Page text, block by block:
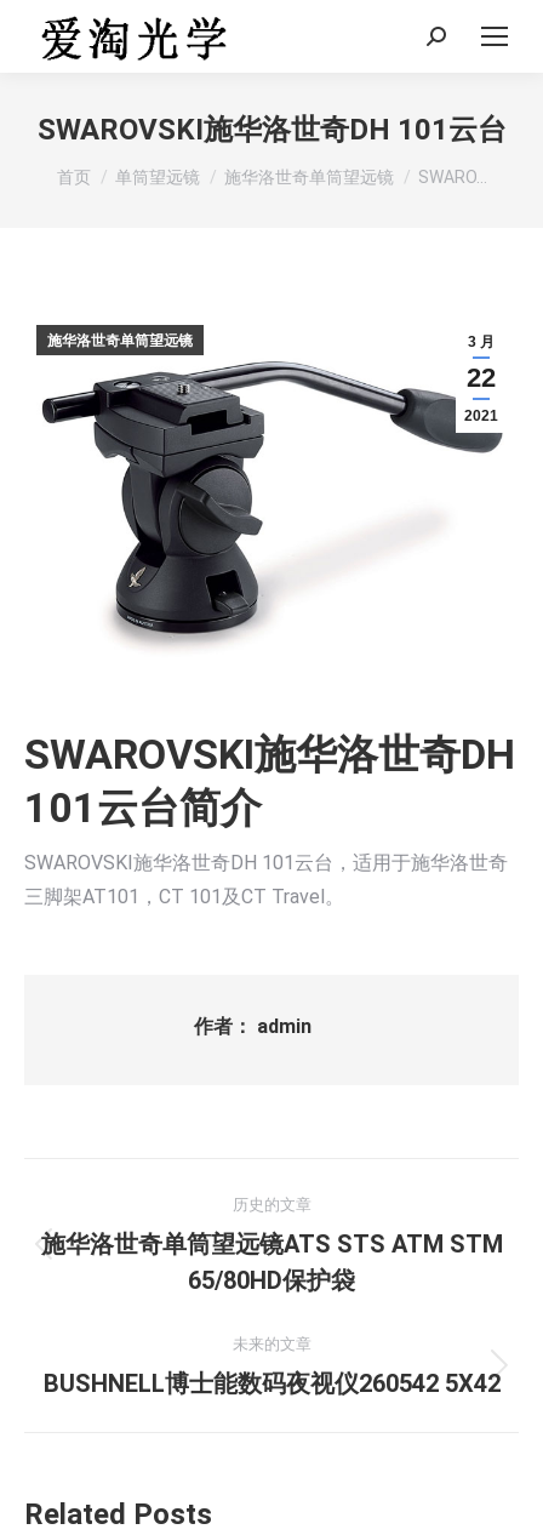
Search:
SWAROVSKI施华洛世奇DH 101云台
您在这里：
首页 单筒望远镜 施华洛世奇单筒望远镜 SWARO…
3 月
22
2021
施华洛世奇单筒望远镜
SWAROVSKI施华洛世奇DH
101云台简介
SWAROVSKI施华洛世奇DH 101云台，适用于施华洛世奇
三脚架AT101，CT 101及CT Travel。
作者： admin
章
历史的文章
历
史
章：
施华洛世奇单筒望远镜ATS STS ATM STM
65/80HD保护袋
未来的文章
未
BUSHNELL博士能数码夜视仪260542 5X42
Related Posts